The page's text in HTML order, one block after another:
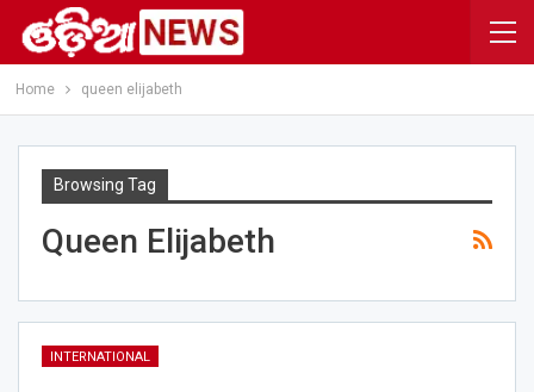
Home queen elijabeth
Browsing Tag
Queen Elijabeth
INTERNATIONAL